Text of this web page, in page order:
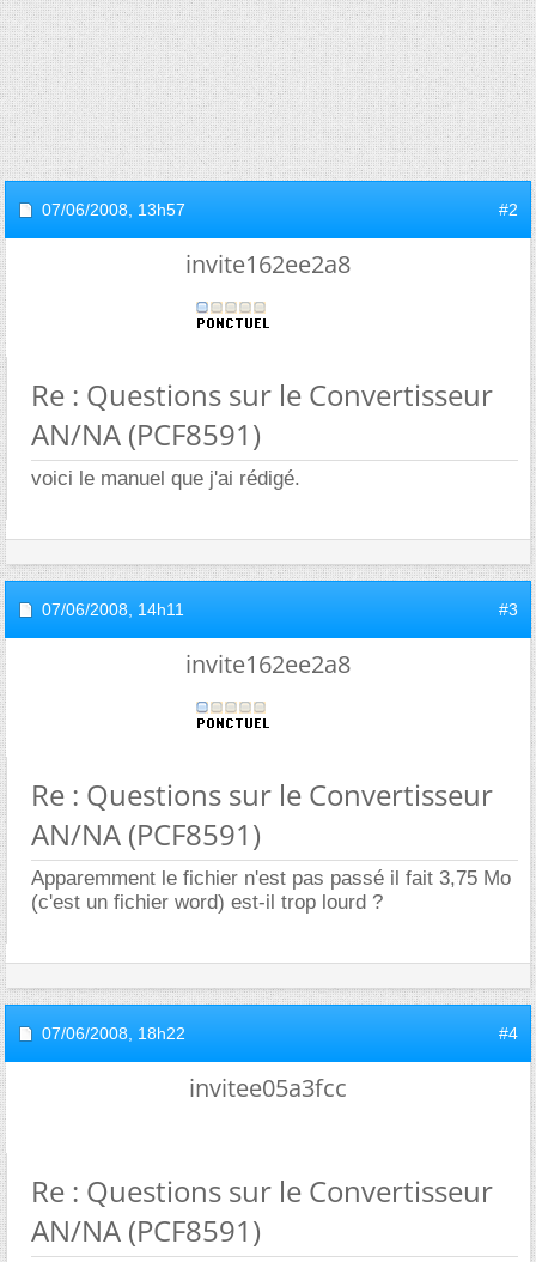
07/06/2008, 13h57 #2
invite162ee2a8
Re : Questions sur le Convertisseur
AN/NA (PCF8591)
voici le manuel que j'ai rédigé.
07/06/2008, 14h11 #3
invite162ee2a8
Re : Questions sur le Convertisseur
AN/NA (PCF8591)
Apparemment le fichier n'est pas passé il fait 3,75 Mo
(c'est un fichier word) est-il trop lourd ?
07/06/2008, 18h22 #4
invitee05a3fcc
Re : Questions sur le Convertisseur
AN/NA (PCF8591)